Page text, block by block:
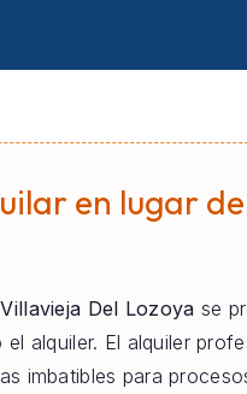
en lugar de
Villavieja Del Lozoya se
alquiler. El alquiler
imbatibles para